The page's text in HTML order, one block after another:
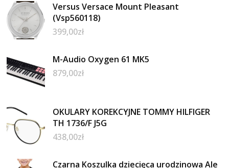
Versus Versace Mount Pleasant
(Vsp560118)
399,00zł
M-Audio Oxygen 61 MK5
879,00zł
OKULARY KOREKCYJNE TOMMY HILFIGER
TH 1736/F J5G
438,00zł
Czarna Koszulka dziecięca urodzinowa Ale